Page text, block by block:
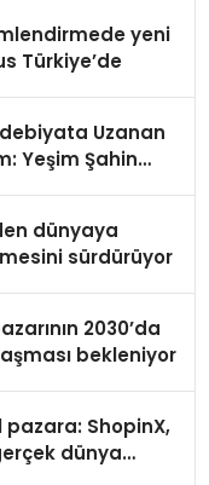
yeni
Türkiye’de
Uzanan
Yeşim Şahin
dünyaya
sürdürüyor
2030’da
bekleniyor
pazara: ShopinX,
dünya